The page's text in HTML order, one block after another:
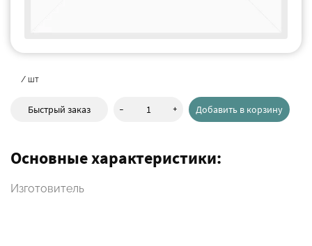
/ шт
Быстрый заказ - + Добавить в корзину
Основные характеристики:
Изготовитель